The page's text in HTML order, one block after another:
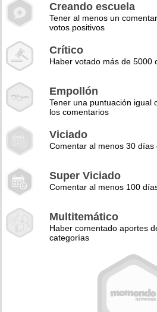
Creando escuela
Tener al menos un
votos positivos
Crítico
Haber votado más de 5000
Empollón
Tener una puntuación igual
los comentarios
Viciado
Comentar al menos 30 días
Super Viciado
Comentar al menos 100
Multitemático
Haber comentado aportes
categorías